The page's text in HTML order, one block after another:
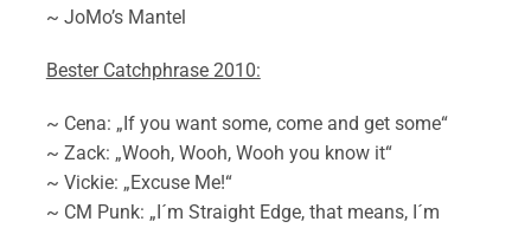
~ JoMo’s Mantel
Bester Catchphrase 2010:
~ Cena: „If you want some, come and get some“
~ Zack: „Wooh, Wooh, Wooh you know it“
~ Vickie: „Excuse Me!“
~ CM Punk: „I´m Straight Edge, that means, I´m